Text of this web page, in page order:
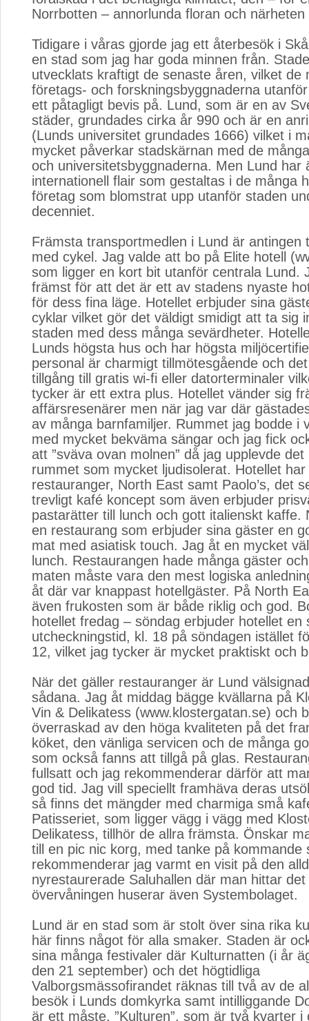
Norrbotten – annorlunda floran och
Tidigare i våras gjorde jag ett återbesök i
en stad som jag har goda minnen från.
utvecklats kraftigt de senaste åren, vilket de
företags- och forskningsbyggnaderna
ett påtagligt bevis på. Lund, som är en av
städer, grundades cirka år 990 och är en
(Lunds universitet grundades 1666) vilket i
mycket påverkar stadskärnan med de
och universitetsbyggnaderna. Men Lund har
internationell flair som gestaltas i de många
företag som blomstrat upp utanför staden
decenniet.
Främsta transportmedlen i Lund är antingen
med cykel. Jag valde att bo på Elite hotell
som ligger en kort bit utanför centrala Lund.
främst för att det är ett av stadens nyaste
för dess fina läge. Hotellet erbjuder sina
cyklar vilket gör det väldigt smidigt att ta sig
staden med dess många sevärdheter.
Lunds högsta hus och har högsta
personal är charmigt tillmötesgående och
tillgång till gratis wi-fi eller datorterminaler
tycker är ett extra plus. Hotellet vänder sig
affärsresenärer men när jag var där
av många barnfamiljer. Rummet jag bodde i
med mycket bekväma sängar och jag fick
att ”sväva ovan molnen” då jag upplevde
rummet som mycket ljudisolerat. Hotellet har
restauranger, North East samt Paolo’s, det
trevligt kafé koncept som även erbjuder
pastarätter till lunch och gott italienskt kaffe.
en restaurang som erbjuder sina gäster en
mat med asiatisk touch. Jag åt en mycket
lunch. Restaurangen hade många gäster
maten måste vara den mest logiska
åt där var knappast hotellgäster. På North
även frukosten som är både riklig och god.
hotellet fredag – söndag erbjuder hotellet en
utcheckningstid, kl. 18 på söndagen istället
12, vilket jag tycker är mycket praktiskt och
När det gäller restauranger är Lund
sådana. Jag åt middag bägge kvällarna på
Vin & Delikatess (www.klostergatan.se) och
överraskad av den höga kvaliteten på det
köket, den vänliga servicen och de många
som också fanns att tillgå på glas.
fullsatt och jag rekommenderar därför att
god tid. Jag vill speciellt framhäva deras
så finns det mängder med charmiga små
Patisseriet, som ligger vägg i vägg med
Delikatess, tillhör de allra främsta. Önskar
till en pic nic korg, med tanke på kommande
rekommenderar jag varmt en visit på den
nyrestaurerade Saluhallen där man hittar
övervåningen huserar även Systembolaget.
Lund är en stad som är stolt över sina rika
här finns något för alla smaker. Staden är
sina många festivaler där Kulturnatten (i år
den 21 september) och det högtidliga
Valborgsmässofirandet räknas till två av de
besök i Lunds domkyrka samt intilliggande
är ett måste. ”Kulturen”, som är två kvarter i